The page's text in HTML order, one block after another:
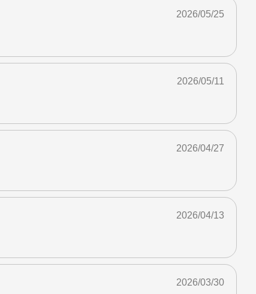
2026/05/25
2026/05/11
2026/04/27
2026/04/13
2026/03/30